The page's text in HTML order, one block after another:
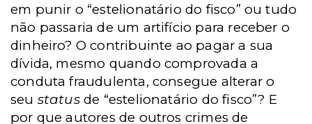
em punir o “estelionatário do fisco” ou tudo
não passaria de um artifício para receber o
dinheiro? O contribuinte ao pagar a sua
dívida, mesmo quando comprovada a
conduta fraudulenta, consegue alterar o
seu statusde “estelionatário do fisco”? E
por que autores de outros crimes de